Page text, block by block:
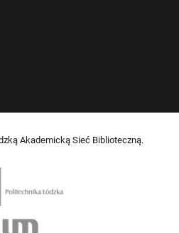
Akademicką Sieć Biblioteczną.